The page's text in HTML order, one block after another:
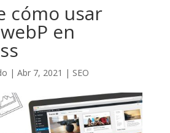
cómo usar
en
| Abr 7, 2021 | SEO